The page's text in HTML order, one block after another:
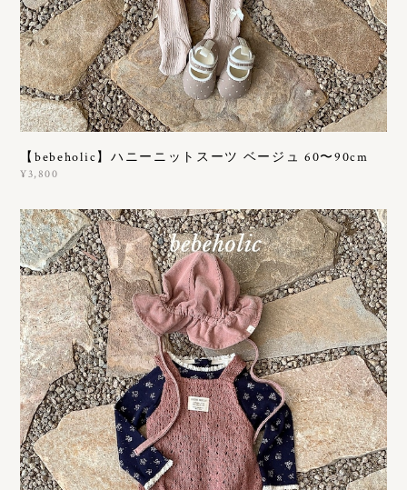
【bebeholic】ハニーニットスーツ ベージュ 60〜90cm
¥3,800